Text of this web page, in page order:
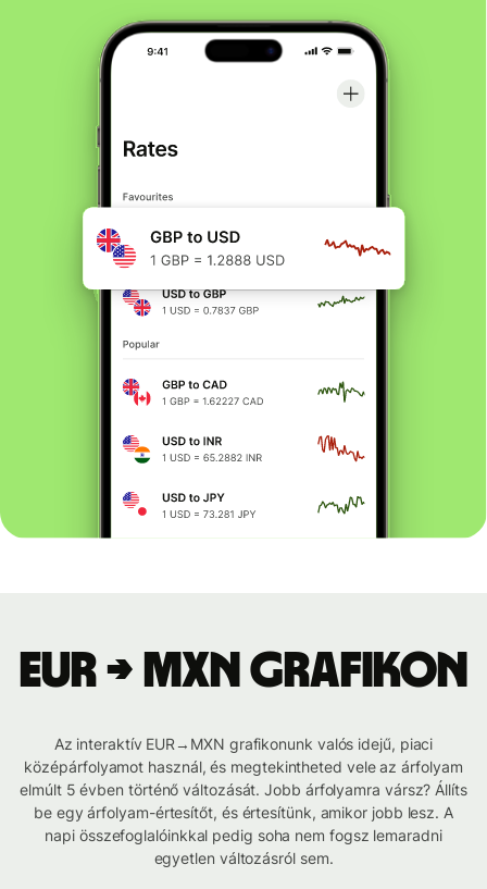
EUR → MXN grafikon
Az interaktív EUR→MXN grafikonunk valós idejű, piaci
középárfolyamot használ, és megtekintheted vele az árfolyam
elmúlt 5 évben történő változását. Jobb árfolyamra vársz? Állíts
be egy árfolyam-értesítőt, és értesítünk, amikor jobb lesz. A
napi összefoglalóinkkal pedig soha nem fogsz lemaradni
egyetlen változásról sem.